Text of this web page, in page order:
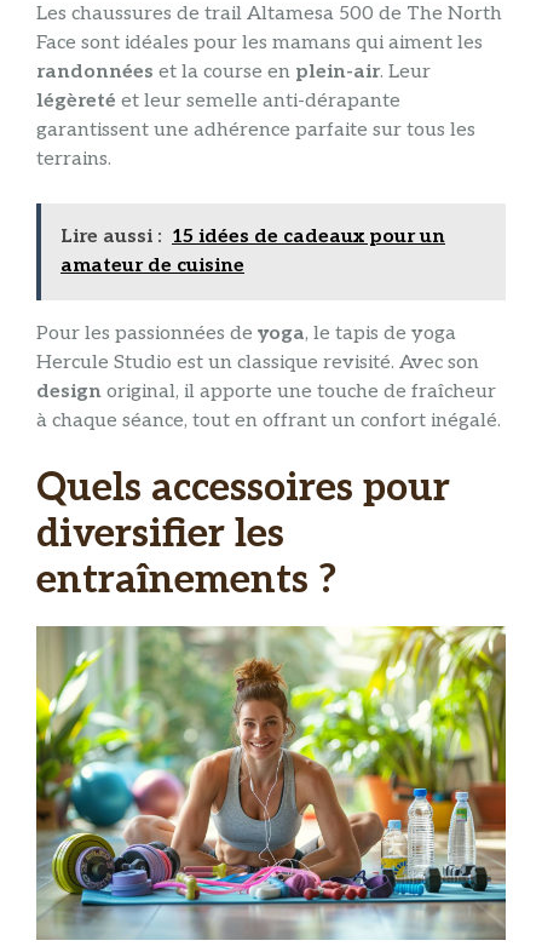
Les chaussures de trail Altamesa 500 de The North
Face sont idéales pour les mamans qui aiment les
randonnées et la course en plein-air. Leur
légèreté et leur semelle anti-dérapante
garantissent une adhérence parfaite sur tous les
terrains.
Lire aussi : 15 idées de cadeaux pour un
amateur de cuisine
Pour les passionnées de yoga, le tapis de yoga
Hercule Studio est un classique revisité. Avec son
design original, il apporte une touche de fraîcheur
à chaque séance, tout en offrant un confort inégalé.
Quels accessoires pour
diversifier les
entraînements ?